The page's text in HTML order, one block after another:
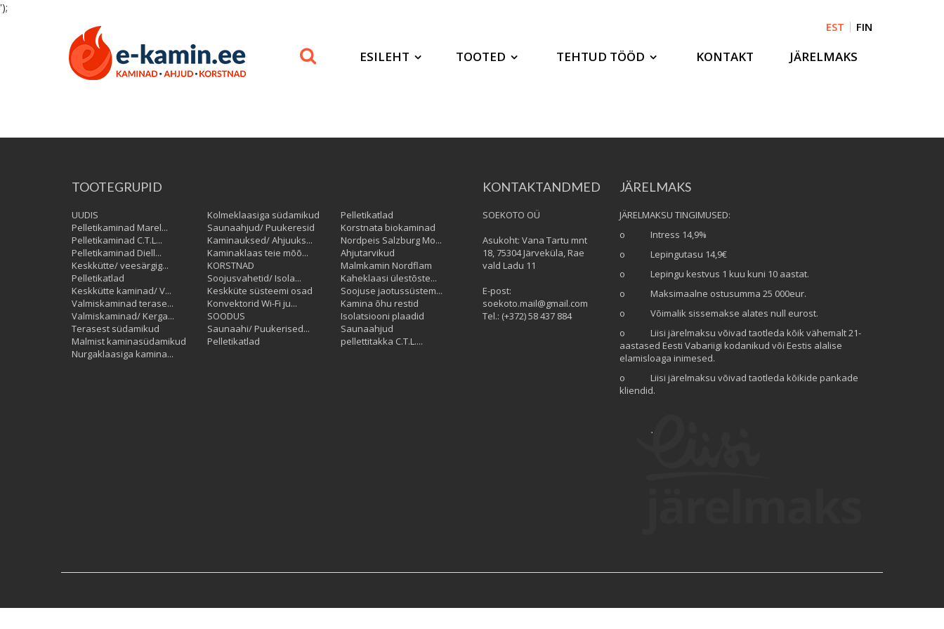
');
ESILEHT TOOTED TEHTUD TÖÖD KONTAKT JÄRELMAKS
EST FIN
TOOTEGRUPID
UUDIS
Pelletikaminad Marel...
Pelletikaminad C.T.L...
Pelletikaminad Diell...
Keskkütte/ veesärgig...
Pelletikatlad
Keskkütte kaminad/ V...
Valmiskaminad terase...
Valmiskaminad/ Kerga...
Terasest südamikud
Malmist kaminasüdamikud
Nurgaklaasiga kamina...
Kolmeklaasiga südamikud
Saunaahjud/ Puukeresid
Kaminauksed/ Ahjuuks...
Kaminaklaas teie mõõ...
KORSTNAD
Soojusvahetid/ Isola...
Keskküte süsteemi osad
Konvektorid Wi-Fi ju...
SOODUS
Saunaahi/ Puukerised...
Pelletikatlad
Pelletikatlad
Korstnata biokaminad
Nordpeis Salzburg Mo...
Ahjutarvikud
Malmkamin Nordflam
Kaheklaasi ülestõste...
Soojuse jaotussüstem...
Kamina õhu restid
Isolatsiooni plaadid
Saunaahjud
pellettitakka C.T.L....
KONTAKTANDMED
SOEKOTO OÜ
Asukoht: Vana Tartu mnt
18, 75304 Järveküla, Rae
vald Ladu 11
E-post:
soekoto.mail@gmail.com
Tel.: (+372) 58 437 884
JÄRELMAKS
JÄRELMAKSU TINGIMUSED:
o Intress 14,9%
o Lepingutasu 14,9€
o Lepingu kestvus 1 kuu kuni 10 aastat.
o Maksimaalne ostusumma 25 000eur.
o Võimalik sissemakse alates null eurost.
o Liisi järelmaksu võivad taotleda kõik vähemalt 21-
aastased Eesti Vabariigi kodanikud või Eestis alalise
elamisloaga inimesed.
o Liisi järelmaksu võivad taotleda kõikide pankade
kliendid.